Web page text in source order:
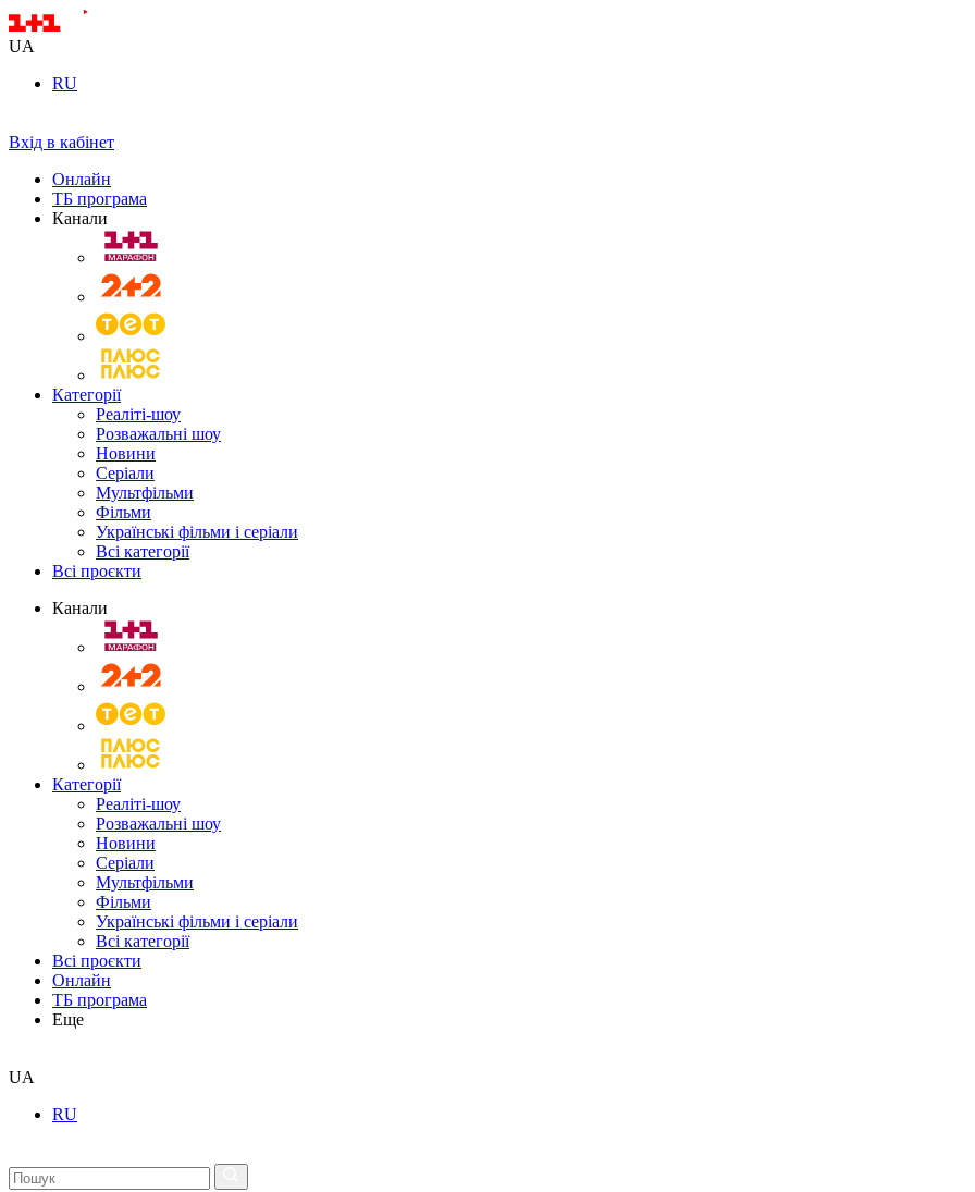
UA
RU
Вхід в кабінет
Онлайн
ТБ програма
Канали
Категорії
Реаліті-шоу
Розважальні шоу
Новини
Серіали
Мультфільми
Фільми
Українські фільми і серіали
Всі категорії
Всі проєкти
Канали
Категорії
Реаліті-шоу
Розважальні шоу
Новини
Серіали
Мультфільми
Фільми
Українські фільми і серіали
Всі категорії
Всі проєкти
Онлайн
ТБ програма
Еще
UA
RU